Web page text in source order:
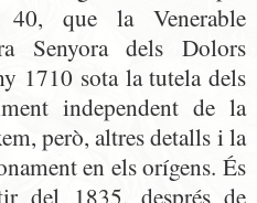
40, que la Venerable
Senyora dels Dolors
1710 sota la tutela dels
independent de la
però, altres detalls i la
en els orígens. És
del 1835, després de